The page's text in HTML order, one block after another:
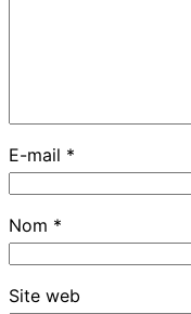
E-mail *
Nom *
Site web